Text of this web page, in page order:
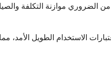
الضروري موازنة التكلفة
الاستخدام الطويل الأمد،